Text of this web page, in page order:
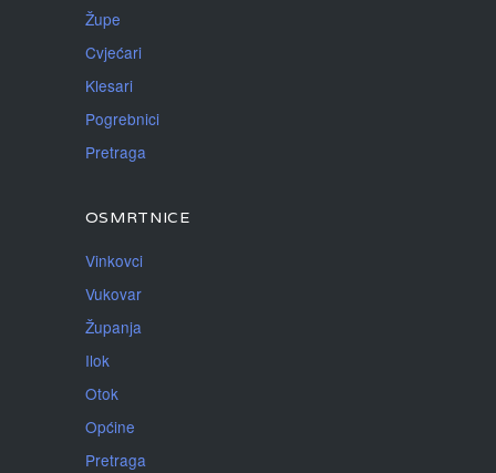
Župe
Cvjećari
Klesari
Pogrebnici
Pretraga
OSMRTNICE
Vinkovci
Vukovar
Županja
Ilok
Otok
Općine
Pretraga